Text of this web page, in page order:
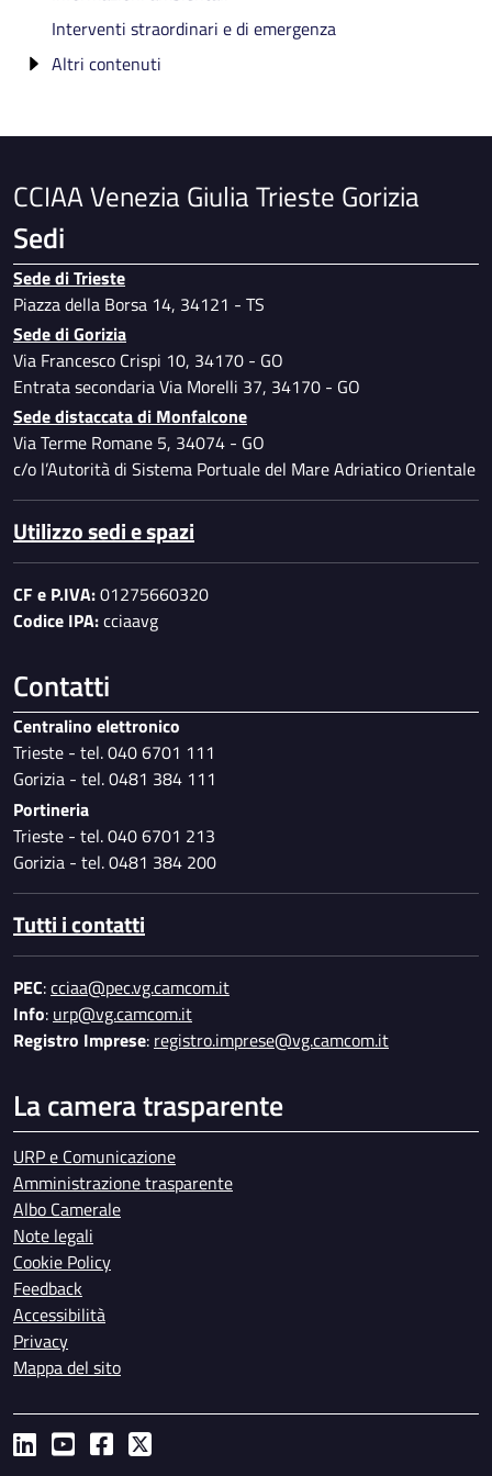
Altri atti degli organismi indipendenti di valutazione
Relazioni degli organi di revisione amministrativa e
contabile
IBAN e Pagamenti Informatici
Atti di programmazione delle opere pubbliche
Tempi, costi unitari e indicatori di realizzazione delle
opere pubbliche in corso o completate
Interventi straordinari e di emergenza
Altri contenuti
Accessibilita' e Catalogo di dati, metadati e banche
Manuale di gestione e di conservazione
Piano per l'utilizzo del telelavoro
Specimen firme autorizzate
Dati ulteriori
CCIAA Venezia Giulia Trieste Gorizia
Sedi
Sede di Trieste
Piazza della Borsa 14, 34121 - TS
Sede di Gorizia
Via Francesco Crispi 10, 34170 - GO
Entrata secondaria Via Morelli 37, 34170 - GO
Sede distaccata di Monfalcone
Via Terme Romane 5, 34074 - GO
c/o l’Autorità di Sistema Portuale del Mare Adriatico Orientale
Utilizzo sedi e spazi
CF e P.IVA:01275660320
Codice IPA:cciaavg
Contatti
Centralino elettronico
Trieste - tel. 040 6701 111
Gorizia - tel. 0481 384 111
Portineria
Trieste - tel. 040 6701 213
Gorizia - tel. 0481 384 200
Tutti i contatti
PEC:cciaa@pec.vg.camcom.it
Info: urp@vg.camcom.it
Registro Imprese: registro.imprese@vg.camcom.it
La camera trasparente
URP e Comunicazione
Amministrazione trasparente
Albo Camerale
Note legali
Cookie Policy
Feedback
Accessibilità
Privacy
Mappa del sito